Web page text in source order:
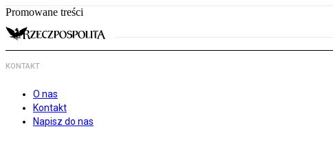
Promowane treści
KONTAKT
O nas
Kontakt
Napisz do nas